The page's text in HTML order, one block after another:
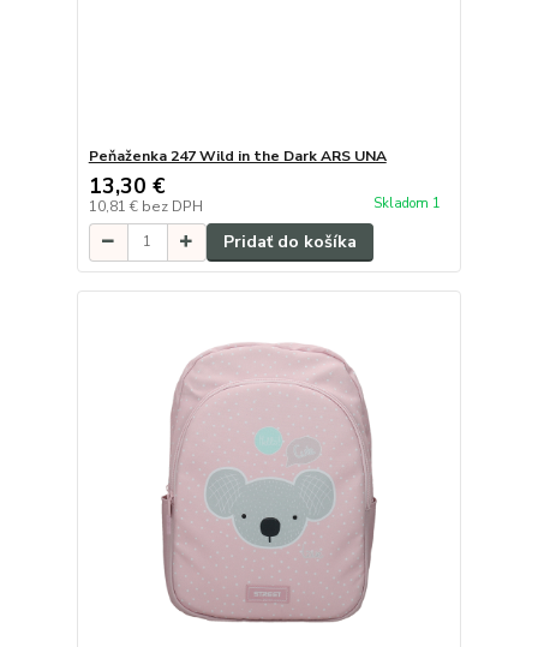
Peňaženka 247 Wild in the Dark ARS UNA
13,30 €
10,81 € bez DPH Skladom 1
Pridať do košíka